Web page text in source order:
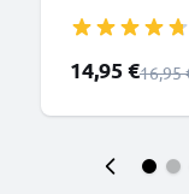
per cellulari
Compatibile
Colore nero
Prezzo speciale
14,95 €16,95